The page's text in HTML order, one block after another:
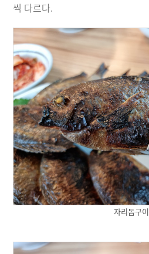
씩 다르다.
자리돔구이